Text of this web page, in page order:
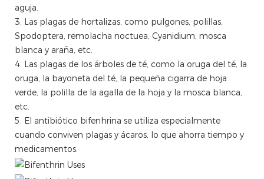
aguja.
3. Las plagas de hortalizas, como pulgones, polillas,
Spodoptera, remolacha noctuea, Cyanidium, mosca
blanca y araña, etc.
4. Las plagas de los árboles de té, como la oruga del té, la
oruga, la bayoneta del té, la pequeña cigarra de hoja
verde, la polilla de la agalla de la hoja y la mosca blanca,
etc.
5. El antibiótico bifenhrina se utiliza especialmente
cuando conviven plagas y ácaros, lo que ahorra tiempo y
medicamentos.